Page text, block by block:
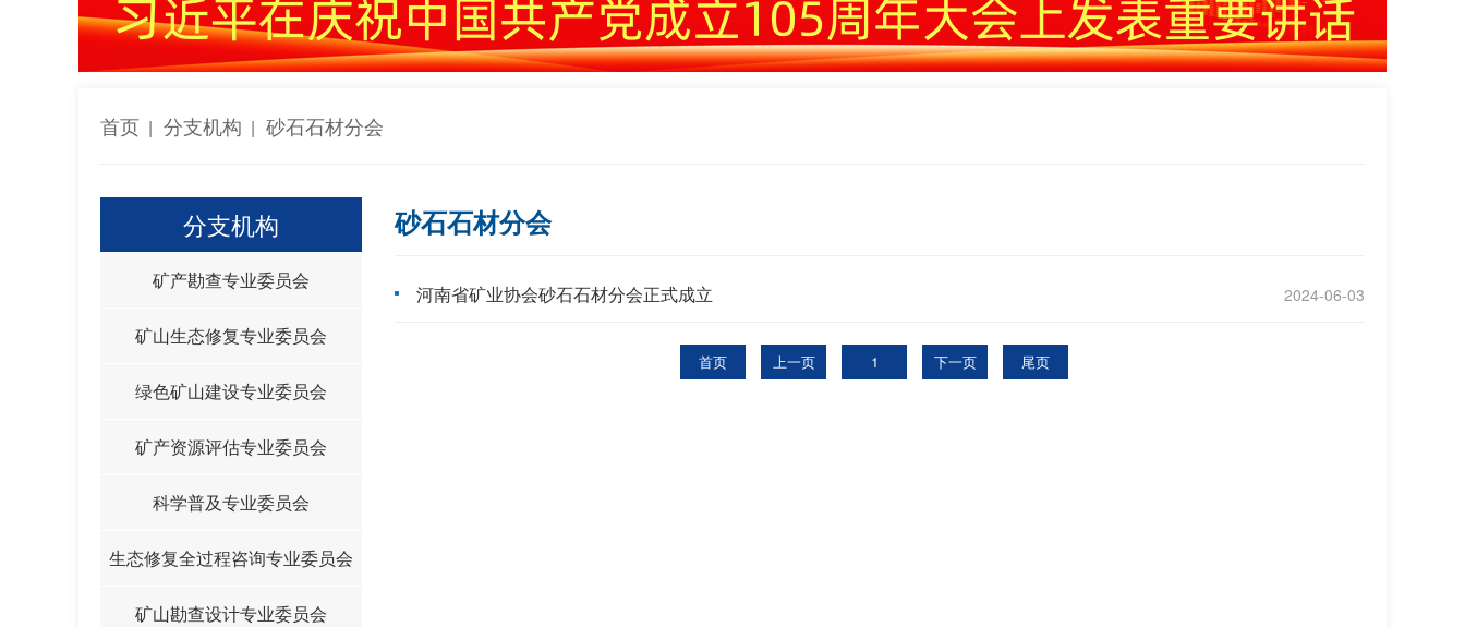
首页 分支机构 砂石石材分会
分支机构
矿产勘查专业委员会
矿山生态修复专业委员会
绿色矿山建设专业委员会
矿产资源评估专业委员会
科学普及专业委员会
生态修复全过程咨询专业委员会
矿山勘查设计专业委员会
砂石石材分会
2024-06-03
河南省矿业协会砂石石材分会正式成立
首页 上一页 1 下一页 尾页